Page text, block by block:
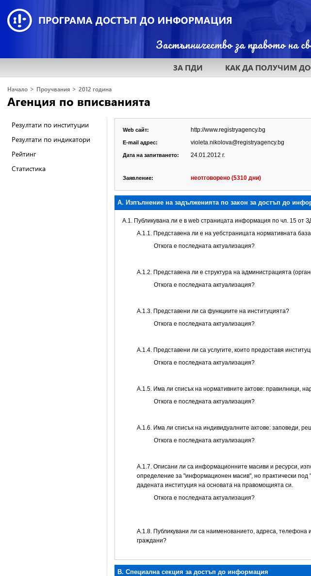
ЗА ПДИ КАК ДА ПОЛУЧИМ
Начало > Проучвания > 2012 година
Агенция по вписванията
Резултати по институции
Резултати по индикатори
Рейтинг
Статистика
Web сайт: http://www.registryagency.bg
E-mail адрес: violeta.nikolova@registryagency.bg
Дата на запитването: 24.01.2012 г.
Заявление: неотговорено (5310 дни)
А. Изпълнение на задълженията по закон за достъп до
A.1. Публикувана ли е в web страницата информация по чл. 15 от
A.1.1. Представена ли е на уебстраницата нормативната
Откога е последната актуализация?
A.1.2. Представена ли е структура на администрацията
Откога е последната актуализация?
А.1.3. Представени ли са функциите на институцията?
Откога е последната актуализация?
А.1.4. Представени ли са услугите, които предоставя
Откога е последната актуализация?
А.1.5. Има ли списък на нормативните актове: правилници,
Откога е последната актуализация?
А.1.6. Има ли списък на индивидуалните актове: заповеди,
Откога е последната актуализация?
А.1.7. Описани ли са информационните масиви и ресурси,
определение за "информационен масив", но практически
дадената институция на основата на правомощията си.
Откога е последната актуализация?
А.1.8. Публикувани ли са наименованието, адреса, телефона
граждани?
B. Специална секция за достъп до информация